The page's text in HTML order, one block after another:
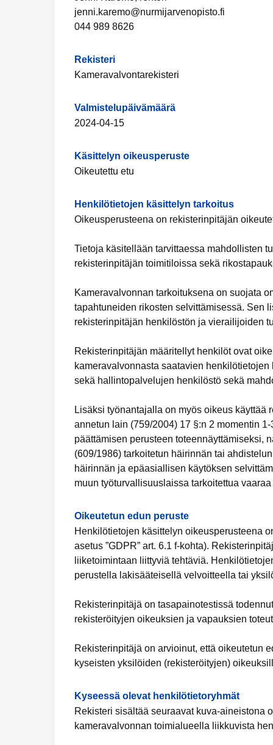
jenni.karemo@nurmijarvenopisto.fi
044 989 8626
Rekisteri
Kameravalvontarekisteri
Valmistelupäivämäärä
2024-04-15
Käsittelyn oikeusperuste
Oikeutettu etu
Henkilötietojen käsittelyn tarkoitus
Oikeusperusteena on rekisterinpitäjän
Tietoja käsitellään tarvittaessa mahdollisten
rekisterinpitäjän toimitiloissa sekä
Kameravalvonnan tarkoituksena on suojata
tapahtuneiden rikosten selvittämisessä. Sen
rekisterinpitäjän henkilöstön ja vierailijoiden
Rekisterinpitäjän määritellyt henkilöt ovat
kameravalvonnasta saatavien
sekä hallintopalvelujen henkilöstö sekä
Lisäksi työnantajalla on myös oikeus
annetun lain (759/2004) 17 §:n 2 momentin
päättämisen perusteen toteennäyttämiseksi,
(609/1986) tarkoitetun häirinnän tai
häirinnän ja epäasiallisen käytöksen
muun työturvallisuuslaissa tarkoitettua
Oikeutetun edun peruste
Henkilötietojen käsittelyn oikeusperusteena
asetus ”GDPR” art. 6.1 f-kohta).
liiketoimintaan liittyviä tehtäviä.
perustella lakisääteisellä velvoitteella tai
Rekisterinpitäjä on tasapainotestissä
rekisteröityjen oikeuksien ja vapauksien
Rekisterinpitäjä on arvioinut, että oikeutetun
kyseisten yksilöiden (rekisteröityjen)
Kyseessä olevat henkilötietoryhmät
Rekisteri sisältää seuraavat kuva-aineistona
kameravalvonnan toimialueella liikkuvista